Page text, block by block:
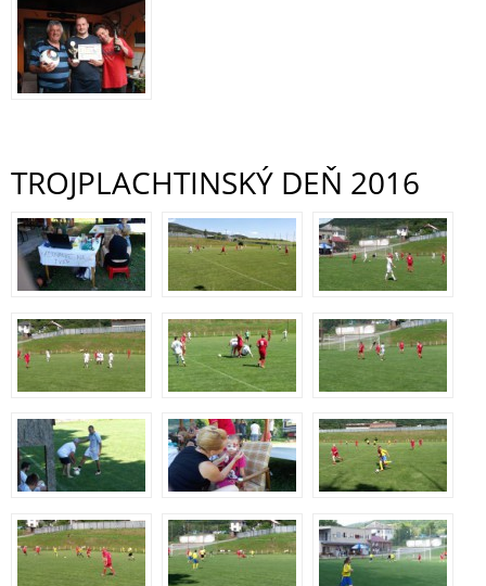
TROJPLACHTINSKÝ DEŇ 2016